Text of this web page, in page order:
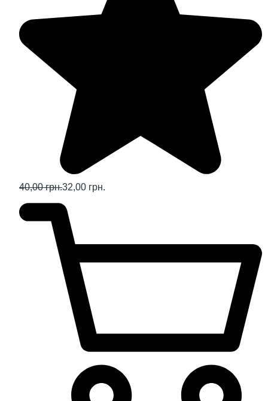
40,00 грн.32,00 грн.